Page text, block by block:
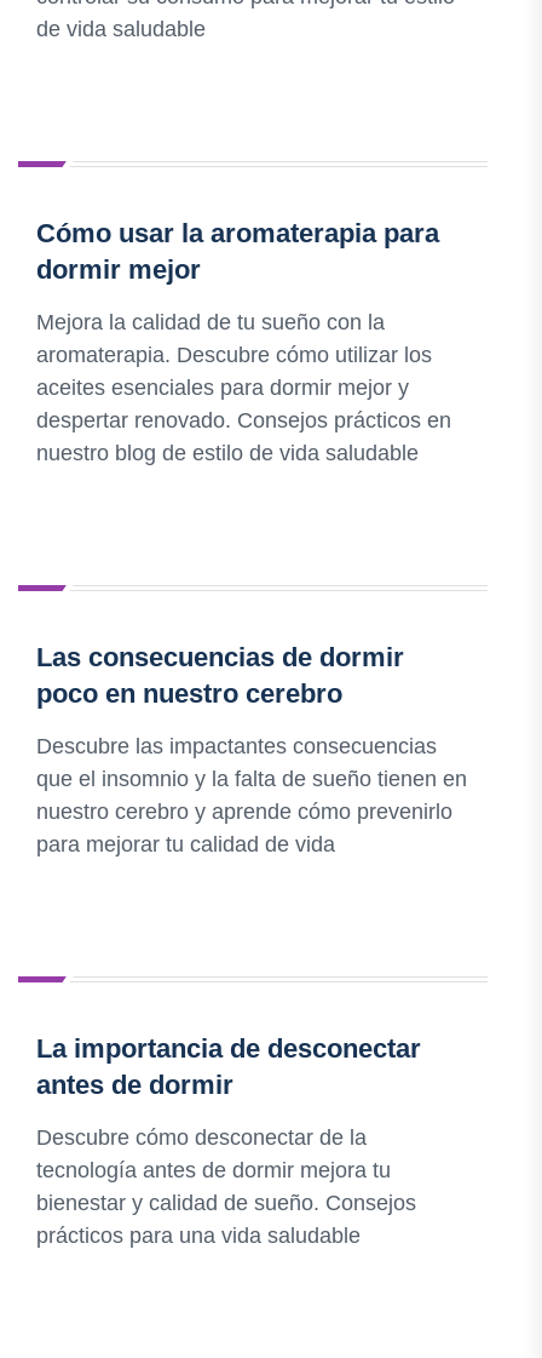
de vida saludable
Cómo usar la aromaterapia para
dormir mejor
Mejora la calidad de tu sueño con la
aromaterapia. Descubre cómo utilizar los
aceites esenciales para dormir mejor y
despertar renovado. Consejos prácticos en
nuestro blog de estilo de vida saludable
Las consecuencias de dormir
poco en nuestro cerebro
Descubre las impactantes consecuencias
que el insomnio y la falta de sueño tienen en
nuestro cerebro y aprende cómo prevenirlo
para mejorar tu calidad de vida
La importancia de desconectar
antes de dormir
Descubre cómo desconectar de la
tecnología antes de dormir mejora tu
bienestar y calidad de sueño. Consejos
prácticos para una vida saludable